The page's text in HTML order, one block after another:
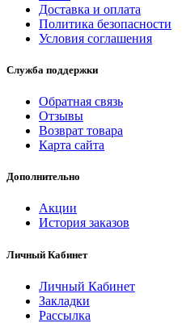
Доставка и оплата
Политика безопасности
Условия соглашения
Служба поддержки
Обратная связь
Отзывы
Возврат товара
Карта сайта
Дополнительно
Акции
История заказов
Личный Кабинет
Личный Кабинет
Закладки
Рассылка